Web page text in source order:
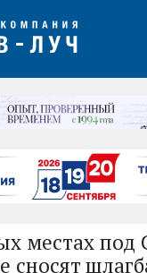
местах под
сносят